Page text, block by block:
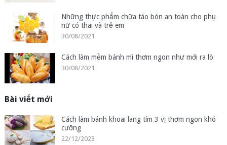
Những thực phẩm chữa táo bón an toàn cho phụ
nữ có thai và trẻ em
30/08/2021
Cách làm mềm bánh mì thơm ngon như mới ra lò
30/08/2021
Bài viết mới
Cách làm bánh khoai lang tím 3 vị thơm ngon khó
cưỡng
22/12/2023